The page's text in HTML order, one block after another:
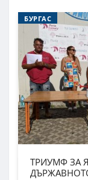
БУРГАС
ТРИУМФ ЗА